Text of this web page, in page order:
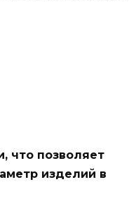
что позволяет
изделий в